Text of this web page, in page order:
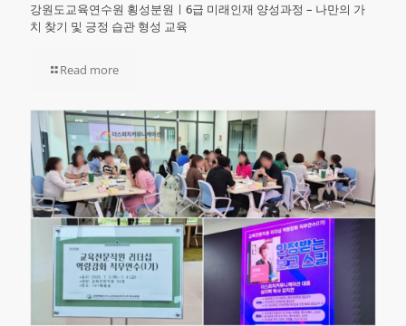
강원도교육연수원 횡성분원ㅣ6급 미래인재 양성과정 – 나만의 가
치 찾기 및 긍정 습관 형성 교육
Read more